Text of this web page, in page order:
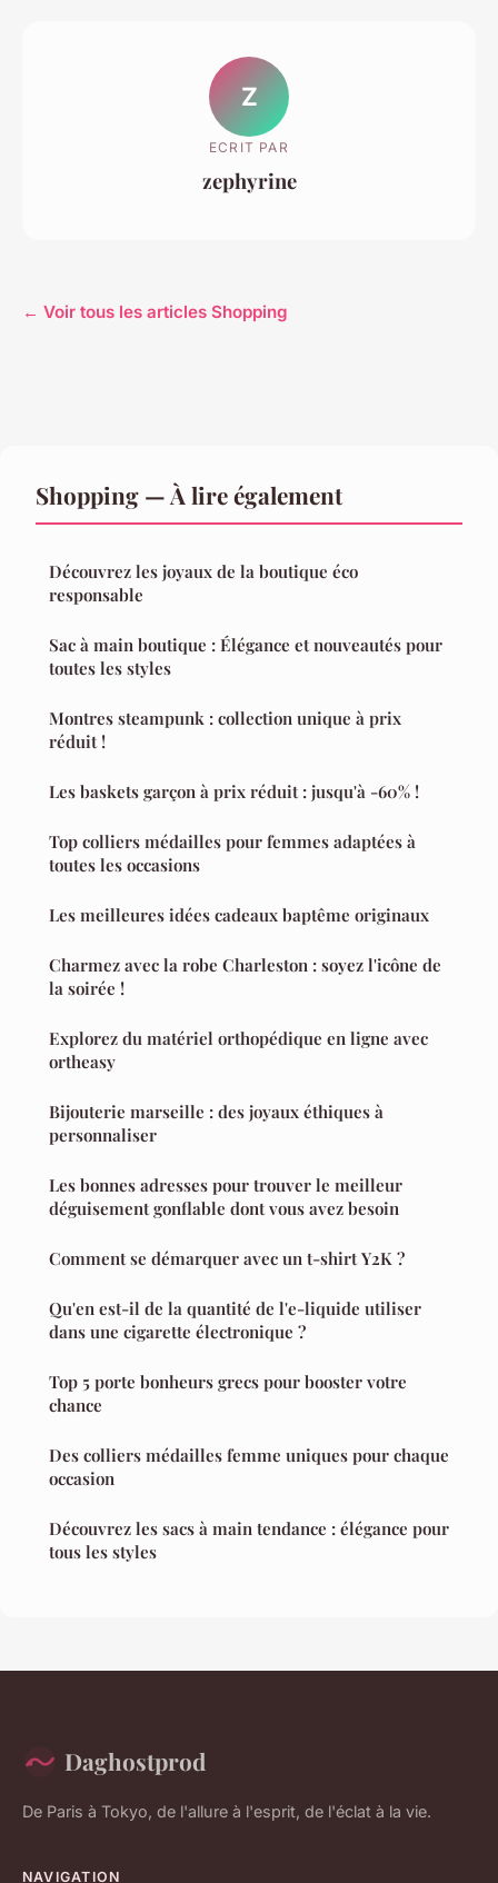
Z
ECRIT PAR
zephyrine
← Voir tous les articles Shopping
Shopping — À lire également
Découvrez les joyaux de la boutique éco
responsable
Sac à main boutique : Élégance et nouveautés pour
toutes les styles
Montres steampunk : collection unique à prix
réduit !
Les baskets garçon à prix réduit : jusqu'à -60% !
Top colliers médailles pour femmes adaptées à
toutes les occasions
Les meilleures idées cadeaux baptême originaux
Charmez avec la robe Charleston : soyez l'icône de
la soirée !
Explorez du matériel orthopédique en ligne avec
ortheasy
Bijouterie marseille : des joyaux éthiques à
personnaliser
Les bonnes adresses pour trouver le meilleur
déguisement gonflable dont vous avez besoin
Comment se démarquer avec un t-shirt Y2K ?
Qu'en est-il de la quantité de l'e-liquide utiliser
dans une cigarette électronique ?
Top 5 porte bonheurs grecs pour booster votre
chance
Des colliers médailles femme uniques pour chaque
occasion
Découvrez les sacs à main tendance : élégance pour
tous les styles
Daghostprod
De Paris à Tokyo, de l'allure à l'esprit, de l'éclat à la vie.
NAVIGATION